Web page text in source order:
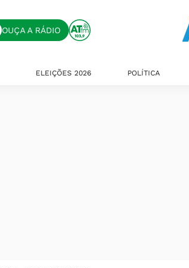
OUÇA A RÁDIO
ELEIÇÕES 2026 POLÍTICA